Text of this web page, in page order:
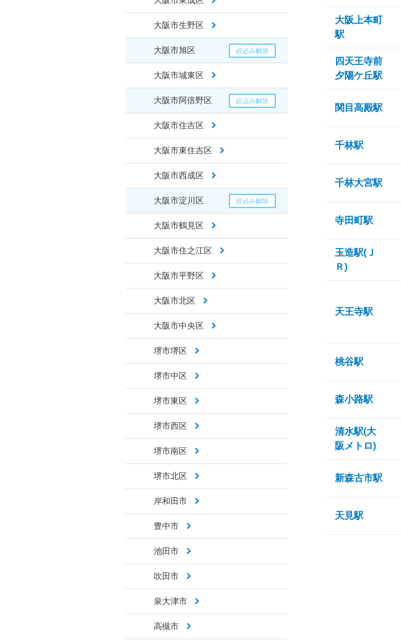
大阪市生野区
大阪市旭区
大阪市城東区
大阪市阿倍野区
大阪市住吉区
大阪市東住吉区
大阪市西成区
大阪市淀川区
大阪市鶴見区
大阪市住之江区
大阪市平野区
大阪市北区
大阪市中央区
堺市堺区
堺市中区
堺市東区
堺市西区
堺市南区
堺市北区
岸和田市
豊中市
池田市
吹田市
泉大津市
高槻市
大阪上本町
駅
四天王寺前
夕陽ケ丘駅
関目高殿駅
千林駅
千林大宮駅
寺田町駅
玉造駅(Ｊ
Ｒ)
天王寺駅
桃谷駅
森小路駅
清水駅(大
阪メトロ)
新森古市駅
天見駅